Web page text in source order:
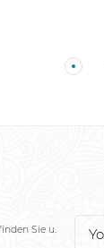
Sie u.